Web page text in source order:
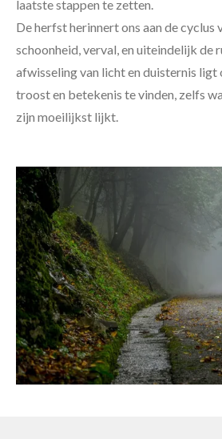
laatste stappen te zetten.
De herfst herinnert ons aan de cyclus
schoonheid, verval, en uiteindelijk de
afwisseling van licht en duisternis ligt
troost en betekenis te vinden, zelfs
zijn moeilijkst lijkt.